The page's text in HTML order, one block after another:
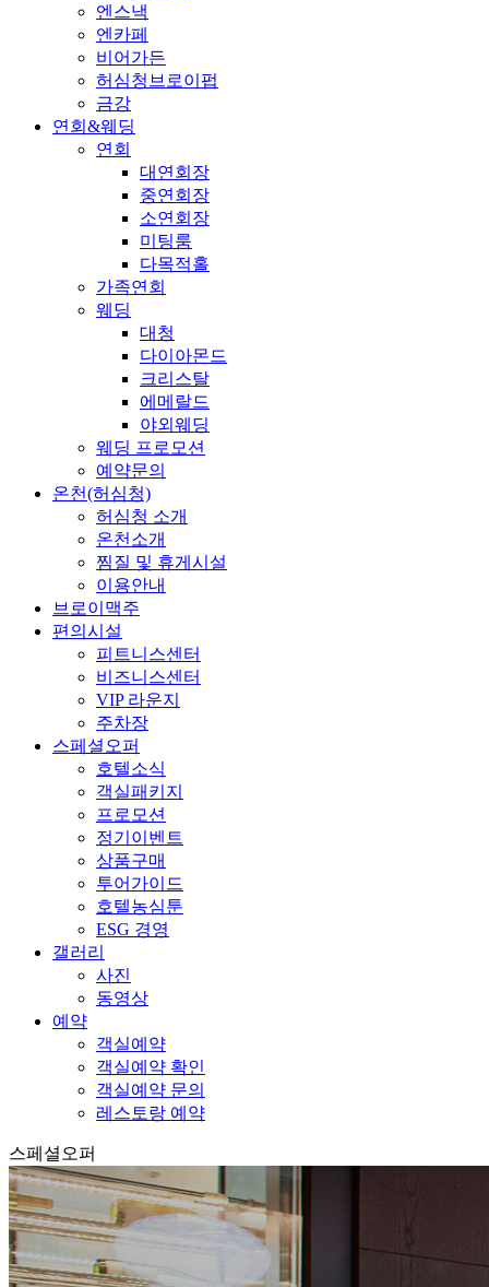
엔스낵
엔카페
비어가든
허심청브로이펍
금강
연회&웨딩
연회
대연회장
중연회장
소연회장
미팅룸
다목적홀
가족연회
웨딩
대청
다이아몬드
크리스탈
에메랄드
야외웨딩
웨딩 프로모션
예약문의
온천(허심청)
허심청 소개
온천소개
찜질 및 휴게시설
이용안내
브로이맥주
편의시설
피트니스센터
비즈니스센터
VIP 라운지
주차장
스페셜오퍼
호텔소식
객실패키지
프로모션
정기이벤트
상품구매
투어가이드
호텔농심툰
ESG 경영
갤러리
사진
동영상
예약
객실예약
객실예약 확인
객실예약 문의
레스토랑 예약
스페셜오퍼